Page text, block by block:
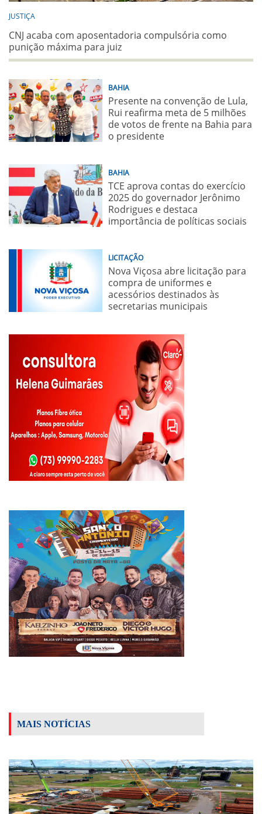
JUSTIÇA
CNJ acaba com aposentadoria compulsória como
punição máxima para juiz
BAHIA
Presente na convenção de Lula,
Rui reafirma meta de 5 milhões
de votos de frente na Bahia para
o presidente
BAHIA
TCE aprova contas do exercício
2025 do governador Jerônimo
Rodrigues e destaca
importância de políticas sociais
LICITAÇÃO
Nova Viçosa abre licitação para
compra de uniformes e
acessórios destinados às
secretarias municipais
MAIS NOTÍCIAS